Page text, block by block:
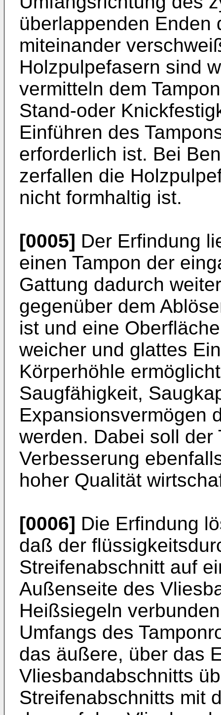
überlappenden Enden
miteinander
Holzpulpefasern sind
vermitteln dem
Stand-oder
Einführen des
erforderlich ist. Bei
zerfallen die
nicht formhaltig ist.
[0005] Der Erfindung
einen Tampon der
Gattung dadurch
gegenüber dem
ist und eine
weicher und glattes
Körperhöhle
Saugfähigkeit,
Expansionsvermögen
werden. Dabei soll der
Verbesserung
hoher Qualität
[0006] Die Erfindung
daß der
Streifenabschnitt auf
Außenseite des
Heißsiegeln
Umfangs des
das äußere, über das
Vliesbandabschnitts
Streifenabschnitts mit